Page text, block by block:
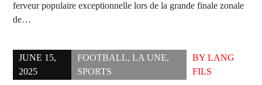
ferveur populaire exceptionnelle lors de la grande finale zonale
de…
JUNE 15,
2025
FOOTBALL,LA UNE,
SPORTS
BY LANG
FILS